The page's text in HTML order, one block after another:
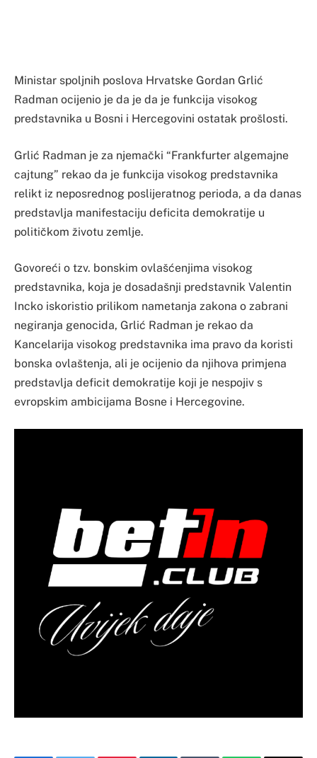
Ministar spoljnih poslova Hrvatske Gordan Grlić
Radman ocijenio je da je da je funkcija visokog
predstavnika u Bosni i Hercegovini ostatak prošlosti.
Grlić Radman je za njemački “Frankfurter algemajne
cajtung” rekao da je funkcija visokog predstavnika
relikt iz neposrednog poslijeratnog perioda, a da danas
predstavlja manifestaciju deficita demokratije u
političkom životu zemlje.
Govoreći o tzv. bonskim ovlašćenjima visokog
predstavnika, koja je dosadašnji predstavnik Valentin
Incko iskoristio prilikom nametanja zakona o zabrani
negiranja genocida, Grlić Radman je rekao da
Kancelarija visokog predstavnika ima pravo da koristi
bonska ovlaštenja, ali je ocijenio da njihova primjena
predstavlja deficit demokratije koji je nespojiv s
evropskim ambicijama Bosne i Hercegovine.